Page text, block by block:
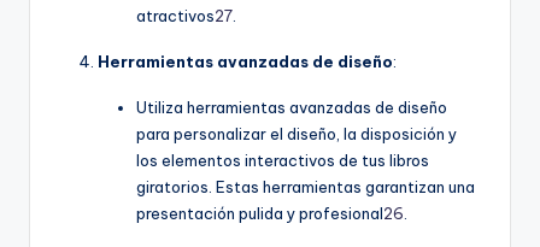
atractivos27
Herramientas avanzadas de diseño:
Utiliza herramientas avanzadas de diseño
para personalizar el diseño, la disposición y
los elementos interactivos de tus libros
giratorios. Estas herramientas garantizan una
presentación pulida y profesional26